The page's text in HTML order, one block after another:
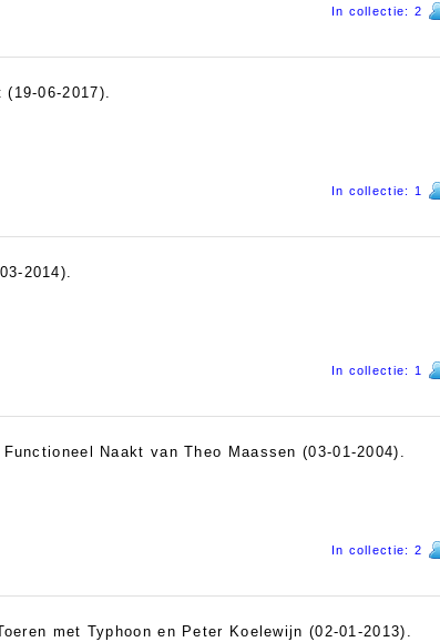
In collectie: 2
06-2017).
In collectie: 1
2014).
In collectie: 1
Naakt van Theo Maassen (03-01-2004).
In collectie: 2
met Typhoon en Peter Koelewijn (02-01-2013).